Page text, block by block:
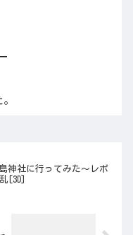
神社に行ってみた～レポ
[3D]